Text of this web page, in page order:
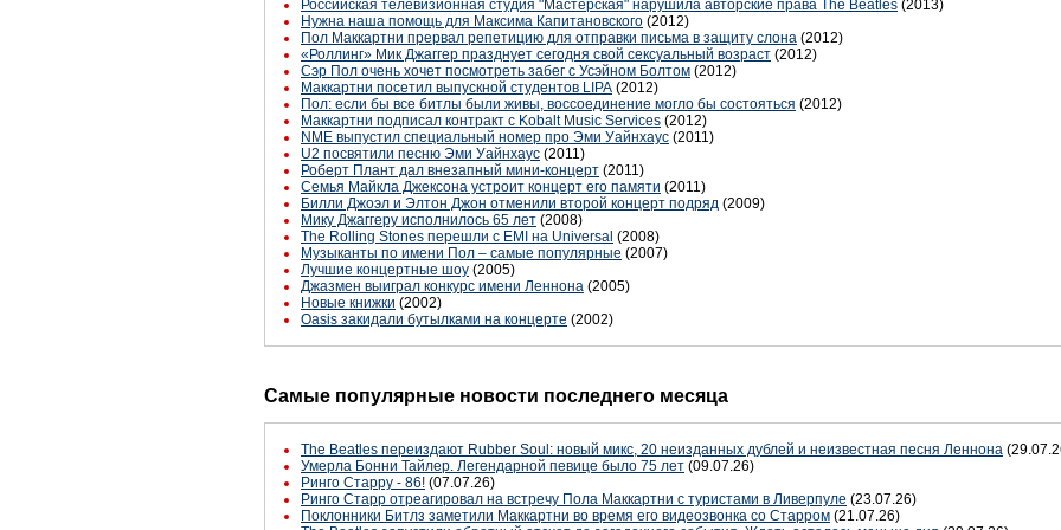
Российская телевизионная студия "Мастерская" нарушила авторские права The Beatles (2013)
Нужна наша помощь для Максима Капитановского (2012)
Пол Маккартни прервал репетицию для отправки письма в защиту слона (2012)
«Роллинг» Мик Джаггер празднует сегодня свой сексуальный возраст (2012)
Сэр Пол очень хочет посмотреть забег с Усэйном Болтом (2012)
Маккартни посетил выпускной студентов LIPA (2012)
Пол: если бы все битлы были живы, воссоединение могло бы состояться (2012)
Маккартни подписал контракт с Kobalt Music Services (2012)
NME выпустил специальный номер про Эми Уайнхаус (2011)
U2 посвятили песню Эми Уайнхаус (2011)
Роберт Плант дал внезапный мини-концерт (2011)
Семья Майкла Джексона устроит концерт его памяти (2011)
Билли Джоэл и Элтон Джон отменили второй концерт подряд (2009)
Мику Джаггеру исполнилось 65 лет (2008)
The Rolling Stones перешли с EMI на Universal (2008)
Музыканты по имени Пол – самые популярные (2007)
Лучшие концертные шоу (2005)
Джазмен выиграл конкурс имени Леннона (2005)
Новые книжки (2002)
Oasis закидали бутылками на концерте (2002)
Самые популярные новости последнего месяца
The Beatles переиздают Rubber Soul: новый микс, 20 неизданных дублей и неизвестная песня Леннона
Умерла Бонни Тайлер. Легендарной певице было 75 лет (09.07.26)
Ринго Старру - 86! (07.07.26)
Ринго Старр отреагировал на встречу Пола Маккартни с туристами в Ливерпуле (23.07.26)
Поклонники Битлз заметили Маккартни во время его видеозвонка со Старром (21.07.26)